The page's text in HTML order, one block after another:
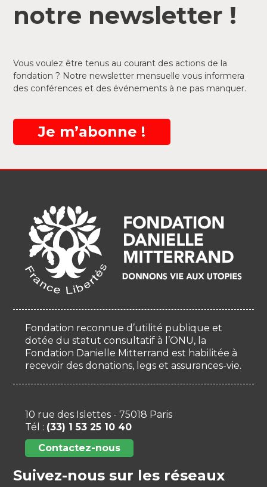
notre newsletter !
Vous voulez être tenus au courant des actions de la
fondation ? Notre newsletter mensuelle vous informera
des conférences et des événements à ne pas manquer.
Je m’abonne !
Fondation reconnue d’utilité publique et
dotée du statut consultatif à l’ONU, la
Fondation Danielle Mitterrand est habilitée à
recevoir des donations, legs et assurances-vie.
10 rue des Islettes - 75018 Paris
Tél : (33) 1 53 25 10 40
Contactez-nous
Suivez-nous sur les réseaux